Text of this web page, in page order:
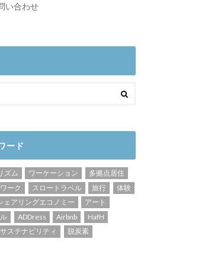
い合わせ
ード
ズム ワーケーション
多拠点居住
ーク スロートラベル 旅行
体験
ェアリングエコノミー
アート
ADDress Airbnb
HafH
サステナビリティ 脱炭素